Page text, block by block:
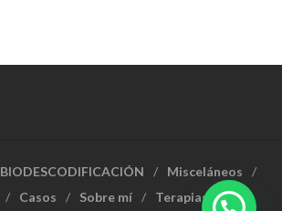
BIODESCODIFICACIÓN
Misceláneos
Casos Sobre mí Terapias